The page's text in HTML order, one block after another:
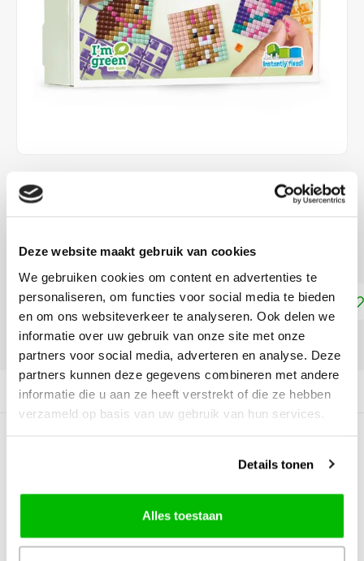
Deze website maakt gebruik van cookies
We gebruiken cookies om content en advertenties te
personaliseren, om functies voor social media te bieden
en om ons websiteverkeer te analyseren. Ook delen we
informatie over uw gebruik van onze site met onze
partners voor social media, adverteren en analyse. Deze
partners kunnen deze gegevens combineren met andere
informatie die u aan ze heeft verstrekt of die ze hebben
verzameld op basis van uw gebruik van hun services.
Details tonen
Alles toestaan
€11,95
Maak 5 verschillende PixelpatroontjesLees meer
Toevoegen aan winkelwagen
DELEN:
Productomschrijving
0Reviews